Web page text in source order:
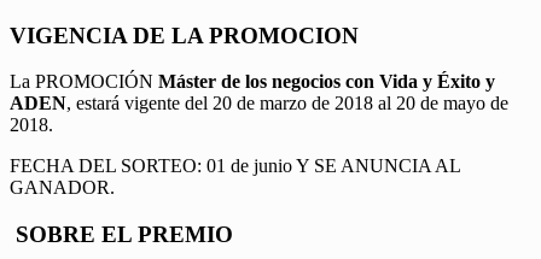
VIGENCIA DE LA PROMOCION
La PROMOCIÓN Máster de los negocios con Vida y Éxito y
ADEN, estará vigente del 20 de marzo de 2018 al 20 de mayo de
2018.
FECHA DEL SORTEO: 01 de junio Y SE ANUNCIA AL
GANADOR.
SOBRE EL PREMIO